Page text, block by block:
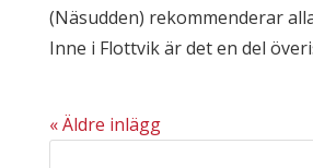
(Näsudden) rekommenderar
Inne i Flottvik är det en del
« Äldre inlägg